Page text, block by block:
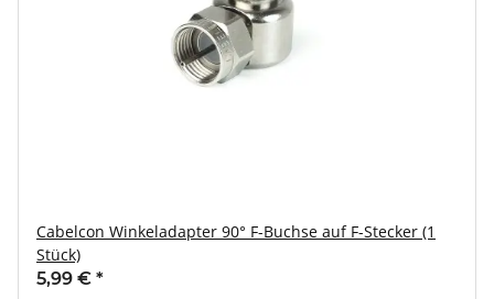
Cabelcon Winkeladapter 90° F-Buchse auf F-Stecker (1
Stück)
5,99 € *